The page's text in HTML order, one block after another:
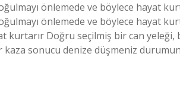
önlemede ve böylece hayat
önlemede ve böylece hayat
kurtarır Doğru seçilmiş bir can
kaza sonucu denize düşmeniz